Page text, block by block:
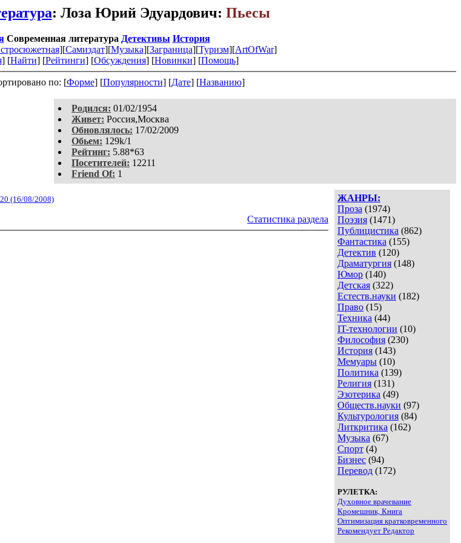
: Лоза Юрий Эдуардович: Пьесы
Современная литература Детективы История
][Самиздат][Музыка][Заграница][Туризм][ArtOfWar]
] [Найти] [Рейтинги] [Обсуждения] [Новинки] [Помощь]
по: [Форме] [Популярности] [Дате] [Названию]
Родился: 01/02/1954
Живет: Россия,Москва
Обновлялось: 17/02/2009
Обьем: 129k/1
Рейтинг: 5.88*63
Посетителей: 12211
Friend Of: 1
ЖАНРЫ:
Проза (1974)
Поэзия (1471)
Публицистика (862)
Фантастика (155)
Детектив (120)
Драматургия (148)
Юмор (140)
Детская (322)
Естеств.науки (182)
Право (15)
Техника (44)
IT-технологии (10)
Философия (230)
История (143)
Мемуары (10)
Политика (139)
Религия (131)
Эзотерика (49)
Обществ.науки (97)
Культурология (84)
Литкритика (162)
Музыка (67)
Спорт (4)
Бизнес (94)
Перевод (172)
РУЛЕТКА:
Духовное врачевание
Кромешник, Книга
Оптимизация кратковременного
Рекомендует Редактор
(16/08/2008)
Статистика раздела